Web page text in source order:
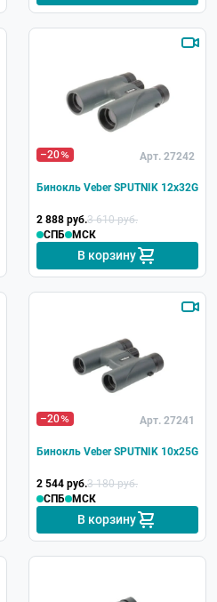
–20 Арт. 27242
Бинокль Veber SPUTNIK 12х32G
2 888 руб.3 610 руб.
СПБ
МСК
В корзину
–20 Арт. 27241
Бинокль Veber SPUTNIK 10х25G
2 544 руб.3 180 руб.
СПБ
МСК
В корзину